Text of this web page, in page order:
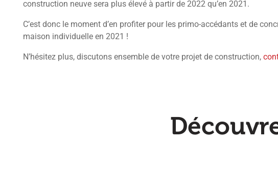
construction neuve sera plus élevé à partir de 2022 qu’en 2021.
C’est donc le moment d’en profiter pour les primo-accédants et de
maison individuelle en 2021 !
N’hésitez plus, discutons ensemble de votre projet de construction,